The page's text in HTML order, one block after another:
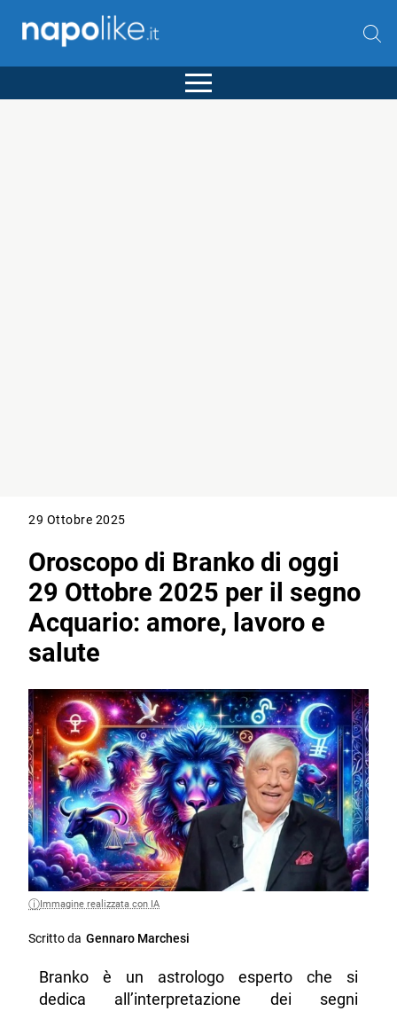
29 Ottobre 2025
Oroscopo di Branko di oggi
29 Ottobre 2025 per il segno
Acquario: amore, lavoro e
salute
Immagine realizzata con IA
Scritto da Gennaro Marchesi
Branko è un astrologo esperto che si
dedica all’interpretazione dei segni